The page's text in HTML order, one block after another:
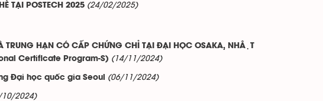
TẠI POSTECH 2025 (24/02/2025)
TRUNG HẠN CÓ CẤP CHỨNG CHỈ TẠI ĐẠI HỌC OSAKA, NHẬT
Certificate Program-S) (14/11/2024)
Đại học quốc gia Seoul (06/11/2024)
10/2024)